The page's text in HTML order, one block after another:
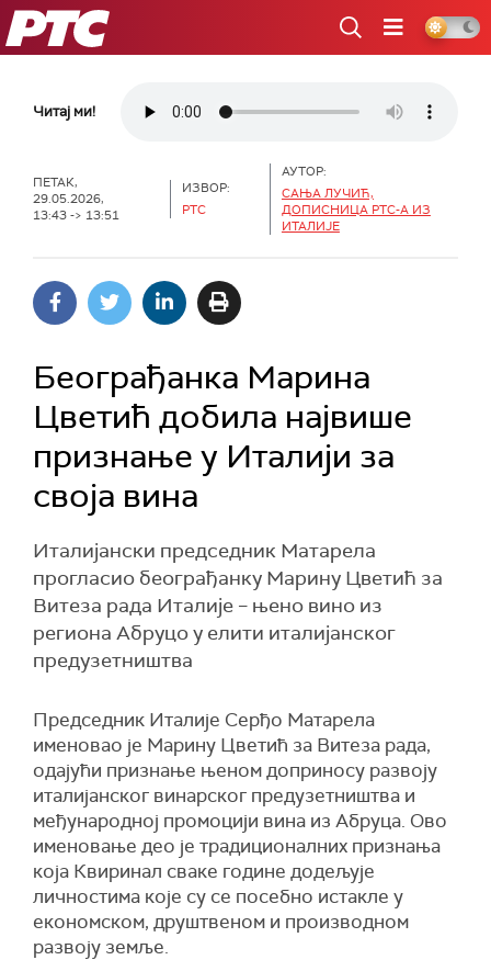
РТС
Читај ми!
ПЕТАК,
29.05.2026,
13:43 -> 13:51
ИЗВОР:
РТС
АУТОР:
САЊА ЛУЧИЋ,
ДОПИСНИЦА РТС-А ИЗ
ИТАЛИЈЕ
Београђанка Марина
Цветић добила највише
признање у Италији за
своја вина
Италијански председник Матарела
прогласио београђанку Марину Цветић за
Витеза рада Италије – њено вино из
региона Абруцо у елити италијанског
предузетништва
Председник Италије Серђо Матарела
именовао је Марину Цветић за Витеза рада,
одајући признање њеном доприносу развоју
италијанског винарског предузетништва и
међународној промоцији вина из Абруца. Ово
именовање део је традиционалних признања
која Квиринал сваке године додељује
личностима које су се посебно истакле у
економском, друштвеном и производном
развоју земље.